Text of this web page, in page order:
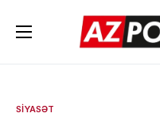
SIYASƏT